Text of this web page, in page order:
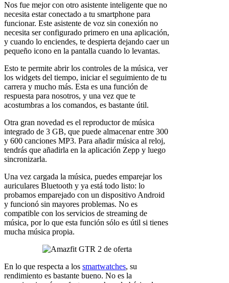
Nos fue mejor con otro asistente inteligente que no
necesita estar conectado a tu smartphone para
funcionar. Este asistente de voz sin conexión no
necesita ser configurado primero en una aplicación,
y cuando lo enciendes, te despierta dejando caer un
pequeño icono en la pantalla cuando lo levantas.
Esto te permite abrir los controles de la música, ver
los widgets del tiempo, iniciar el seguimiento de tu
carrera y mucho más. Esta es una función de
respuesta para nosotros, y una vez que te
acostumbras a los comandos, es bastante útil.
Otra gran novedad es el reproductor de música
integrado de 3 GB, que puede almacenar entre 300
y 600 canciones MP3. Para añadir música al reloj,
tendrás que añadirla en la aplicación Zepp y luego
sincronizarla.
Una vez cargada la música, puedes emparejar los
auriculares Bluetooth y ya está todo listo: lo
probamos emparejado con un dispositivo Android
y funcionó sin mayores problemas. No es
compatible con los servicios de streaming de
música, por lo que esta función sólo es útil si tienes
mucha música propia.
En lo que respecta a los smartwatches, su
rendimiento es bastante bueno. No es la